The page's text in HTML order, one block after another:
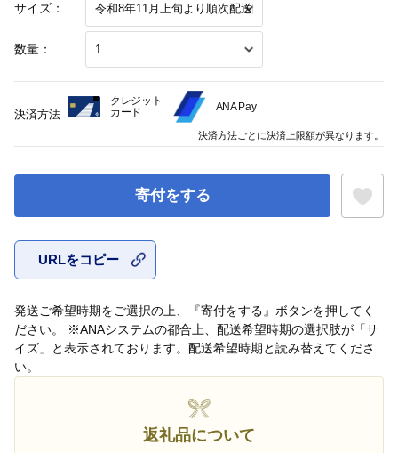
サイズ：
数量：
寄付をする
URLをコピー
発送ご希望時期をご選択の上、『寄付をする』ボタンを押してく
ださい。 ※ANAシステムの都合上、配送希望時期の選択肢が「サ
イズ」と表示されております。配送希望時期と読み替えてくださ
い。
返礼品について
決済方法
クレジット
カード
ANA Pay
決済方法ごとに決済上限額が異なります。